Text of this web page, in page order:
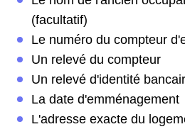
(facultatif)
Le numéro du compteur
Un relevé du compteur
Un relevé d'identité
La date d'emménagement
L'adresse exacte du